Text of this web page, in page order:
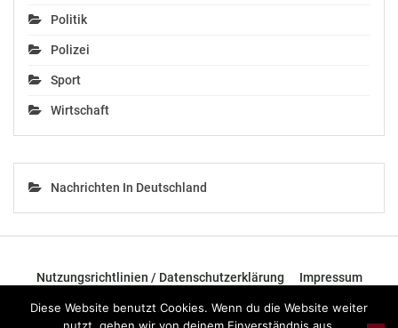
Politik
Polizei
Sport
Wirtschaft
Nachrichten In Deutschland
Nutzungsrichtlinien / Datenschutzerklärung Impressum
Diese Website benutzt Cookies. Wenn du die Website weiter